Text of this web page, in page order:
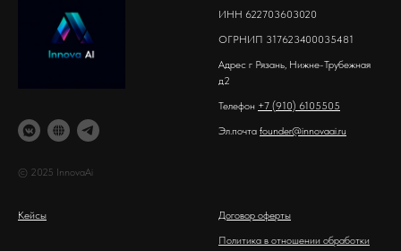
© 2025 InnovaAi
ИНН 622703603020
ОГРНИП 317623400035481
Адрес г Рязань, Нижне-Трубежная
д2
Телефон +7 (910) 6105505
Эл.почта founder@innovaai.ru
Кейсы
Договор оферты
Политика в отношении обработки